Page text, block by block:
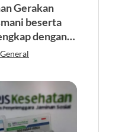
Gerakan
beserta
dengan
General